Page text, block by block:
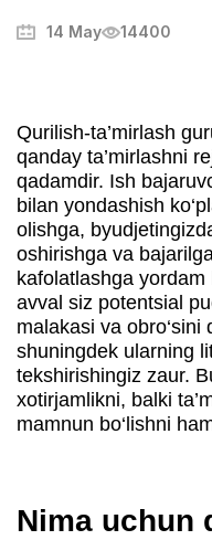
14 May 14400
Qurilish-ta’mirlash
qanday ta’mirlashni
qadamdir. Ish
bilan yondashish
olishga,
oshirishga va
kafolatlashga yordam
avval siz potentsial
malakasi va
shuningdek ularning
tekshirishingiz zaur.
xotirjamlikni, balki
mamnun bo‘lishni
Nima uchun